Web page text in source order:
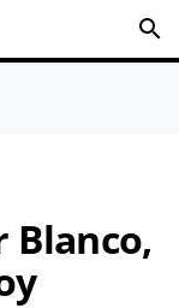
search
Blanco,